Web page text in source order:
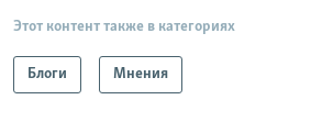
Этот контент также в категориях
Блоги Мнения